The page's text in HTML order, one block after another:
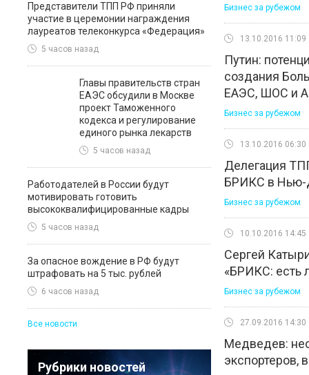
Представители ТПП РФ приняли
участие в церемонии награждения
лауреатов телеконкурса «Федерация»
5 часов назад
Главы правительств стран
ЕАЭС обсудили в Москве
проект Таможенного
кодекса и регулирование
единого рынка лекарств
5 часов назад
Работодателей в России будут
мотивировать готовить
высококвалифицированные кадры
5 часов назад
За опасное вождение в РФ будут
штрафовать на 5 тыс. рублей
6 часов назад
Все новости
Рубрики новостей
Бизнес за рубежом
13.10.2016 11:09
Путин:
создания
ЕАЭС, ШОС и
Бизнес за рубежом
13.10.2016 06:30
Делегация
БРИКС в Нью-
Бизнес за рубежом
10.10.2016 14:45
Сергей
«БРИКС: есть
Бизнес за рубежом
27.09.2016 14:30
Медведев:
экспортеров,